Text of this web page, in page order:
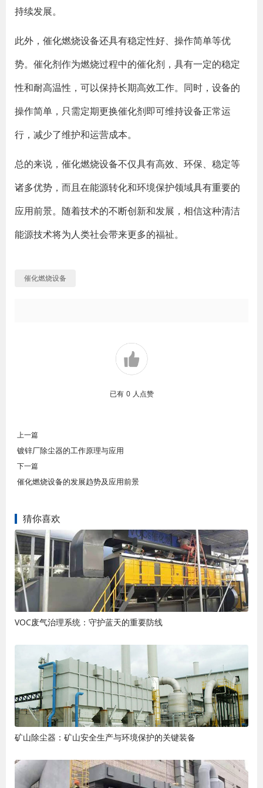
持续发展。
此外，催化燃烧设备还具有稳定性好、操作简单等优
势。催化剂作为燃烧过程中的催化剂，具有一定的稳定
性和耐高温性，可以保持长期高效工作。同时，设备的
操作简单，只需定期更换催化剂即可维持设备正常运
行，减少了维护和运营成本。
总的来说，催化燃烧设备不仅具有高效、环保、稳定等
诸多优势，而且在能源转化和环境保护领域具有重要的
应用前景。随着技术的不断创新和发展，相信这种清洁
能源技术将为人类社会带来更多的福祉。
催化燃烧设备
已有 0 人点赞
上一篇
镀锌厂除尘器的工作原理与应用
下一篇
催化燃烧设备的发展趋势及应用前景
猜你喜欢
VOC废气治理系统：守护蓝天的重要防线
矿山除尘器：矿山安全生产与环境保护的关键装备